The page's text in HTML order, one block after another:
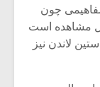
چون
مشاهده است
لاندن نیز